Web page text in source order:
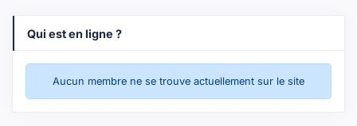
Qui est en ligne ?
Aucun membre ne se trouve actuellement sur le site